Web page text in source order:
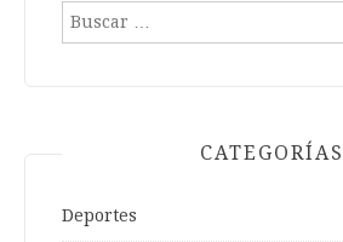
Buscar:
CATEGORÍAS
Deportes